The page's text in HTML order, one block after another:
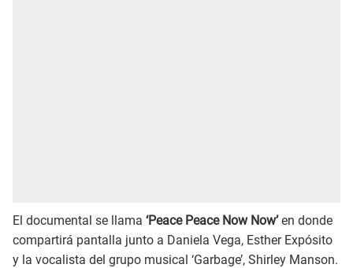
El documental se llama ‘Peace Peace Now Now’en donde
compartirá pantalla junto a Daniela Vega, Esther Expósito
y la vocalista del grupo musical ‘Garbage’, Shirley Manson.